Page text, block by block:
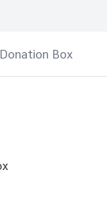
Donation Box